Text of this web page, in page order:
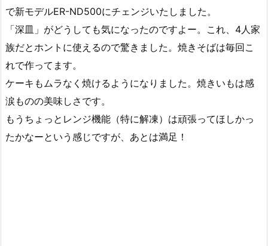
で新モデルER-ND500にチェンジいたしました。
「深皿」がどうしても気になったのですよー。これ、4人家
族だとホントに使えるので驚きました。焼きそばは毎回こ
れで作ってます。
ケーキもムラなく焼けるようになりました。焼きいもは感
涙ものの美味しさです。
もうちょっとレンジ機能（特に解凍）は頑張ってほしかっ
たかなーという感じですが、あとは満足！